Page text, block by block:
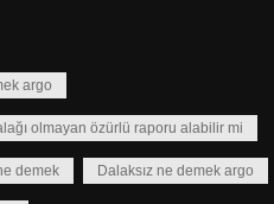
argo
olmayan özürlü raporu alabilir mi
demek Dalaksız ne demek argo